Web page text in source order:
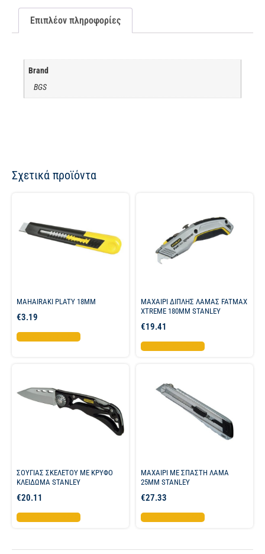
Επιπλέον πληροφορίες
Brand
BGS
Σχετικά προϊόντα
MAHAIRAKI PLATY 18MM
€3.19
Προσθήκη στο καλάθι
ΜΑΧΑΙΡΙ ΔΙΠΛΗΣ ΛΑΜΑΣ FATMAX
XTREME 180ΜΜ STANLEY
€19.41
Προσθήκη στο καλάθι
ΣΟΥΓΙΑΣ ΣΚΕΛΕΤΟΥ ΜΕ ΚΡΥΦΟ
ΚΛΕΙΔΩΜΑ STANLEY
€20.11
Προσθήκη στο καλάθι
ΜΑΧΑΙΡΙ ΜΕ ΣΠΑΣΤΗ ΛΑΜΑ
25MM STANLEY
€27.33
Προσθήκη στο καλάθι